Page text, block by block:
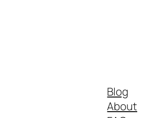
Blog
About